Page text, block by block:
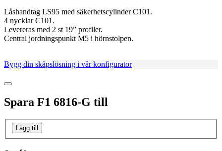
Låshandtag LS95 med säkerhetscylinder C101.
4 nycklar C101.
Levereras med 2 st 19” profiler.
Central jordningspunkt M5 i hörnstolpen.
Bygg din skåpslösning i vår konfigurator
Spara F1 6816-G till
Lägg till